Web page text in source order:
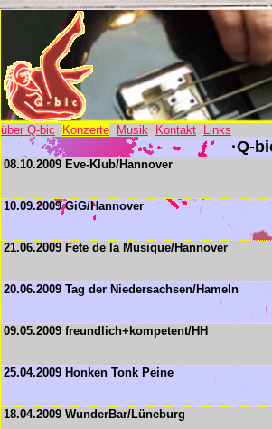
über Q-bic Konzerte Musik Kontakt Links
·Q-
08.10.2009 Eve-Klub/Hannover
10.09.2009 GiG/Hannover
21.06.2009 Fete de la Musique/Hannover
20.06.2009 Tag der Niedersachsen/Hameln
09.05.2009 freundlich+kompetent/HH
25.04.2009 Honken Tonk Peine
18.04.2009 WunderBar/Lüneburg